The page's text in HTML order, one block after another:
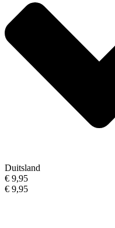
Duitsland
€ 9,95
€ 9,95